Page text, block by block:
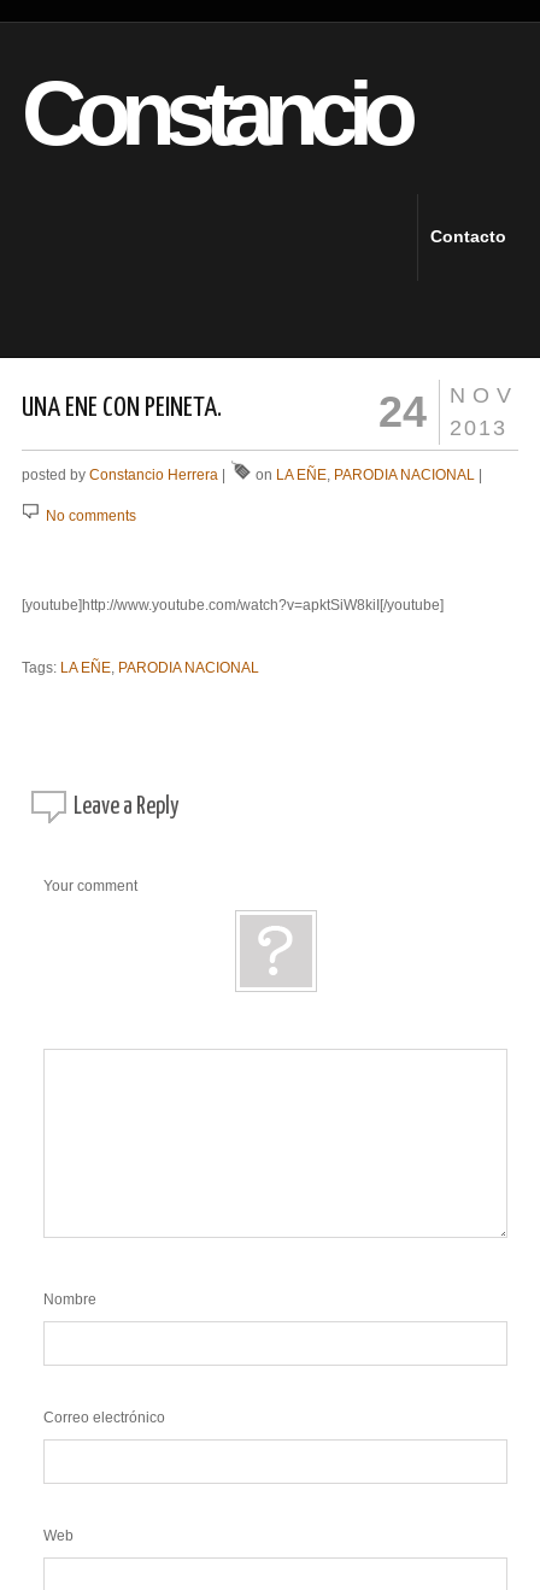
Constancio
Contacto
UNA ENE CON PEINETA.
NOV
2013
24
posted by Constancio Herrera | on LA EÑE, PARODIA NACIONAL |
No comments
[youtube]http://www.youtube.com/watch?v=apktSiW8kiI[/youtube]
Tags: LA EÑE, PARODIA NACIONAL
Leave a Reply
Your comment
Nombre
Correo electrónico
Web